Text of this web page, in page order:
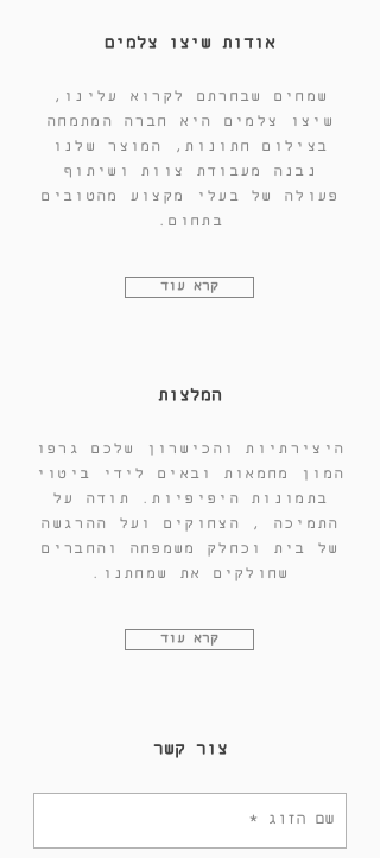
אודות שיצו צלמים
שמחים שבחרתם לקרוא עלינו,
שיצו צלמים היא חברה המתמחה
בצילום חתונות, המוצר שלנו
נבנה מעבודת צוות ושיתוף
פעולה של בעלי מקצוע מהטובים
בתחום.
קרא עוד
המלצות
היצירתיות והכישרון שלכם גרפו
המון מחמאות ובאים לידי ביטוי
בתמונות היפיפיות. תודה על
התמיכה , הצחוקים ועל ההרגשה
של בית וכחלק משמפחה והחברים
שחולקים את שמחתנו.
קרא עוד
צור קשר